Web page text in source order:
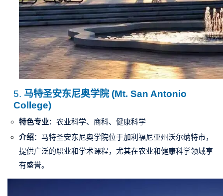
5. 马特圣安东尼奥学院 (Mt. San Antonio
College)
特色专业：农业科学、商科、健康科学
介绍：马特圣安东尼奥学院位于加利福尼亚州沃尔纳特市，
提供广泛的职业和学术课程，尤其在农业和健康科学领域享
有盛誉。